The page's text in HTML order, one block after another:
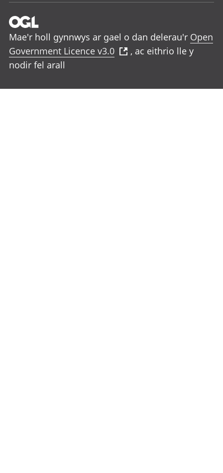
Mae'r holl gynnwys ar gael o dan delerau'r Open
Government Licence v3.0
, ac eithrio lle y
nodir fel arall